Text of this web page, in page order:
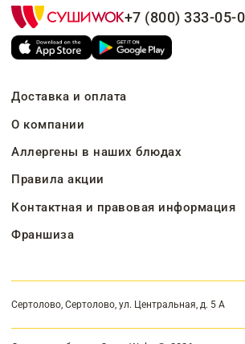
+7 (800) 333-05-
Доставка и оплата
О компании
Аллергены в наших блюдах
Правила акции
Контактная и правовая информация
Франшиза
Сертолово, Сертолово, ул. Центральная, д. 5 А